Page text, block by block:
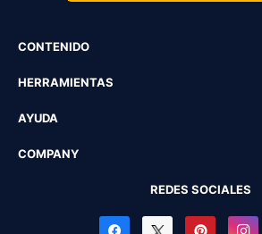
CONTENIDO
HERRAMIENTAS
AYUDA
COMPANY
REDES SOCIALES